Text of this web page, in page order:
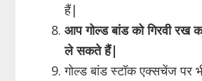
हैं|
आप गोल्ड बांड को गिरवी रख
ले सकते हैं|
गोल्ड बांड स्टॉक एक्सचेंज पर